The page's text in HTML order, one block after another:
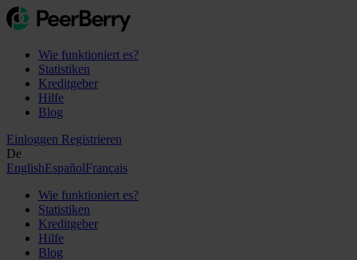
Wie funktioniert es?
Statistiken
Kreditgeber
Hilfe
Blog
Einloggen Registrieren
De
EnglishEspañolFrançais
Wie funktioniert es?
Statistiken
Kreditgeber
Hilfe
Blog